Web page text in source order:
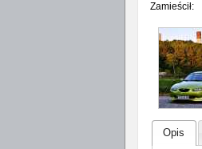
Zamieścił:
Opis